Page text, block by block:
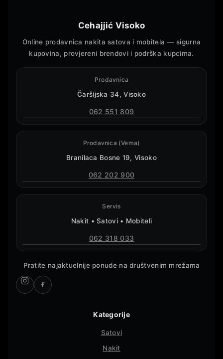
Cehajjić Visoko
Online prodavnica nakita satova i mobitela — sigurna
kupovina, provjereni brendovi i podrška kupcima.
Prodavnica
Čaršijska 34, Visoko
062 551 809
Prodavnica (Vema)
Branilaca Bosne 19, Visoko
062 202 900
Servis
Nakit • Satovi • Mobiteli
062 318 033
Pratite najaktuelnije ponude na društvenim mrežama
Kategorije
Satovi
Nakit